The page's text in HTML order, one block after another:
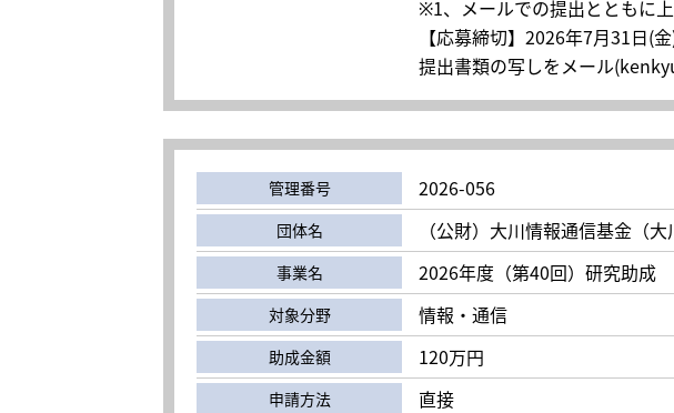
※1、メールでの提出とともに
【応募締切】2026年7月31日(
提出書類の写しをメール
管理番号 2026-056
団体名
（公財）大川情報通信基金（大
事業名 2026年度（第40回）研究助成
対象分野 情報・通信
助成金額 120万円
申請方法 直接